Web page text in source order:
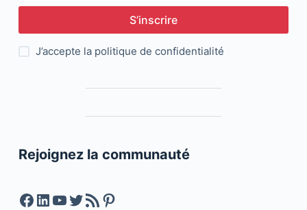
S’inscrire
J’accepte la politique de confidentialité
Rejoignez la communauté
Facebook
LinkedIn
YouTube
Twitter
Feed RSSPinterest